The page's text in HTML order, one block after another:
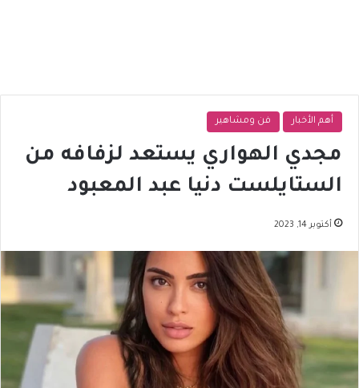
أهم الأخبار فن ومشاهير
مجدي الهواري يستعد لزفافه من
الستايلست دنيا عبد المعبود
أكتوبر 14, 2023